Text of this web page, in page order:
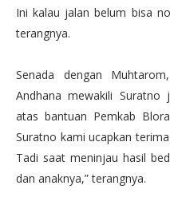
Ini kalau jalan belum bisa
terangnya.
Senada dengan
Andhana mewakili Suratno
atas bantuan Pemkab
Suratno kami ucapkan
Tadi saat meninjau hasil
dan anaknya,” terangnya.